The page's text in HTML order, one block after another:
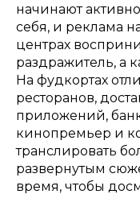
начинают
себя, и реклама
центрах
раздражитель, а
На фудкортах
ресторанов,
приложений,
кинопремьер и
транслировать
развернутым
время, чтобы